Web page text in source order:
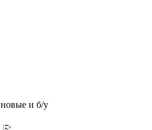
новые и б/у